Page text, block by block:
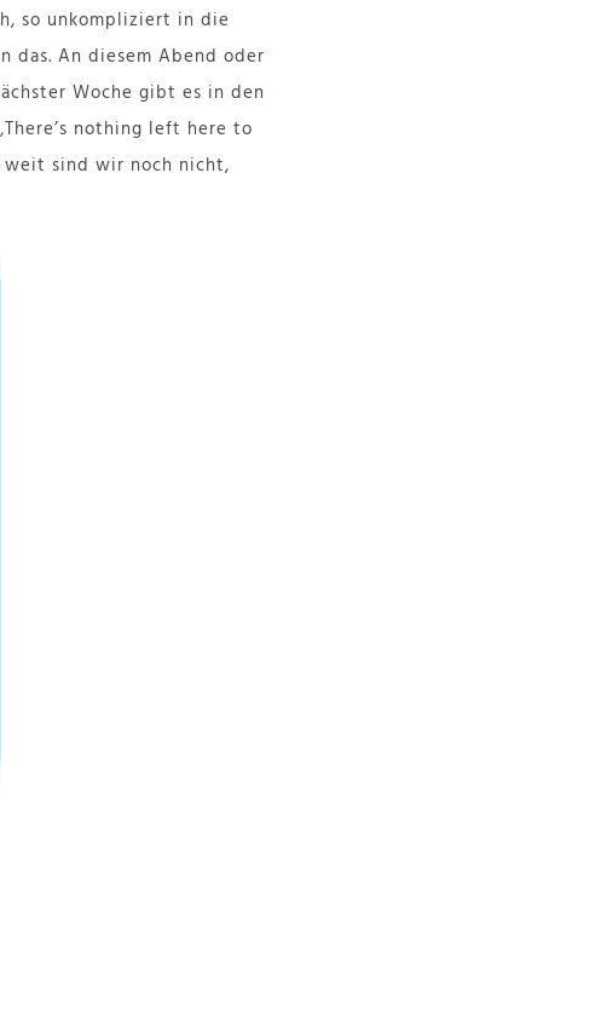
so unkompliziert in die
das. An diesem Abend oder
Woche gibt es in den
nothing left here to
weit sind wir noch nicht,